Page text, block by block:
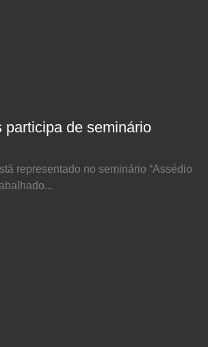
participa de seminário
representado no seminário “Assédio